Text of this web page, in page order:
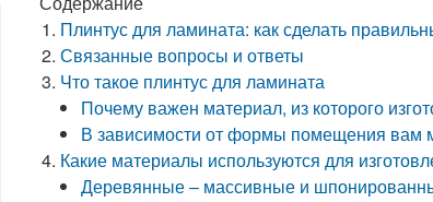
Плинтус для ламината: как сделать
Связанные вопросы и ответы
Что такое плинтус для ламината
Почему важен материал, из которого
В зависимости от формы помещения вам
Какие материалы используются для
Деревянные – массивные и